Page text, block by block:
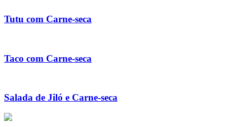
Tutu com Carne-seca
Taco com Carne-seca
Salada de Jiló e Carne-seca